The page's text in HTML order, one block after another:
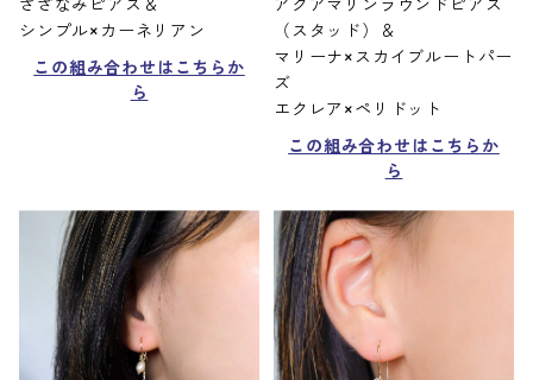
さざなみピアス＆
シンプル×カーネリアン
この組み合わせはこちらか
ら
アクアマリンラウンドピアス
（スタッド）＆
マリーナ×スカイブルートパー
ズ
エクレア×ペリドット
この組み合わせはこちらか
ら